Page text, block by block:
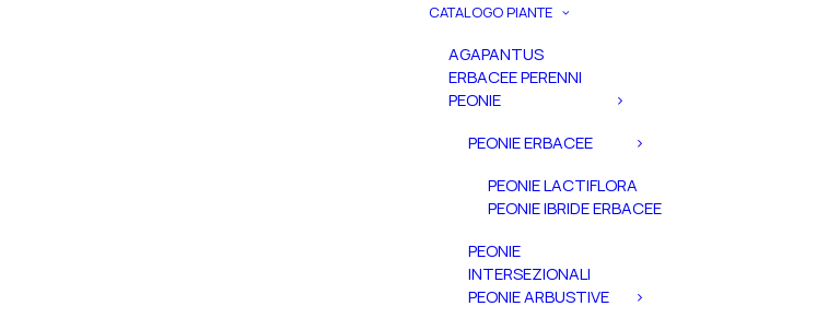
CATALOGO PIANTE
AGAPANTUS
ERBACEE PERENNI
PEONIE
PEONIE ERBACEE
PEONIE LACTIFLORA
PEONIE IBRIDE ERBACEE
PEONIE
INTERSEZIONALI
PEONIE ARBUSTIVE